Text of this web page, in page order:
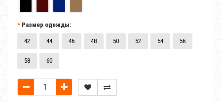
Размер одежды:
42 44 46 48 50 52 54 56
58 60